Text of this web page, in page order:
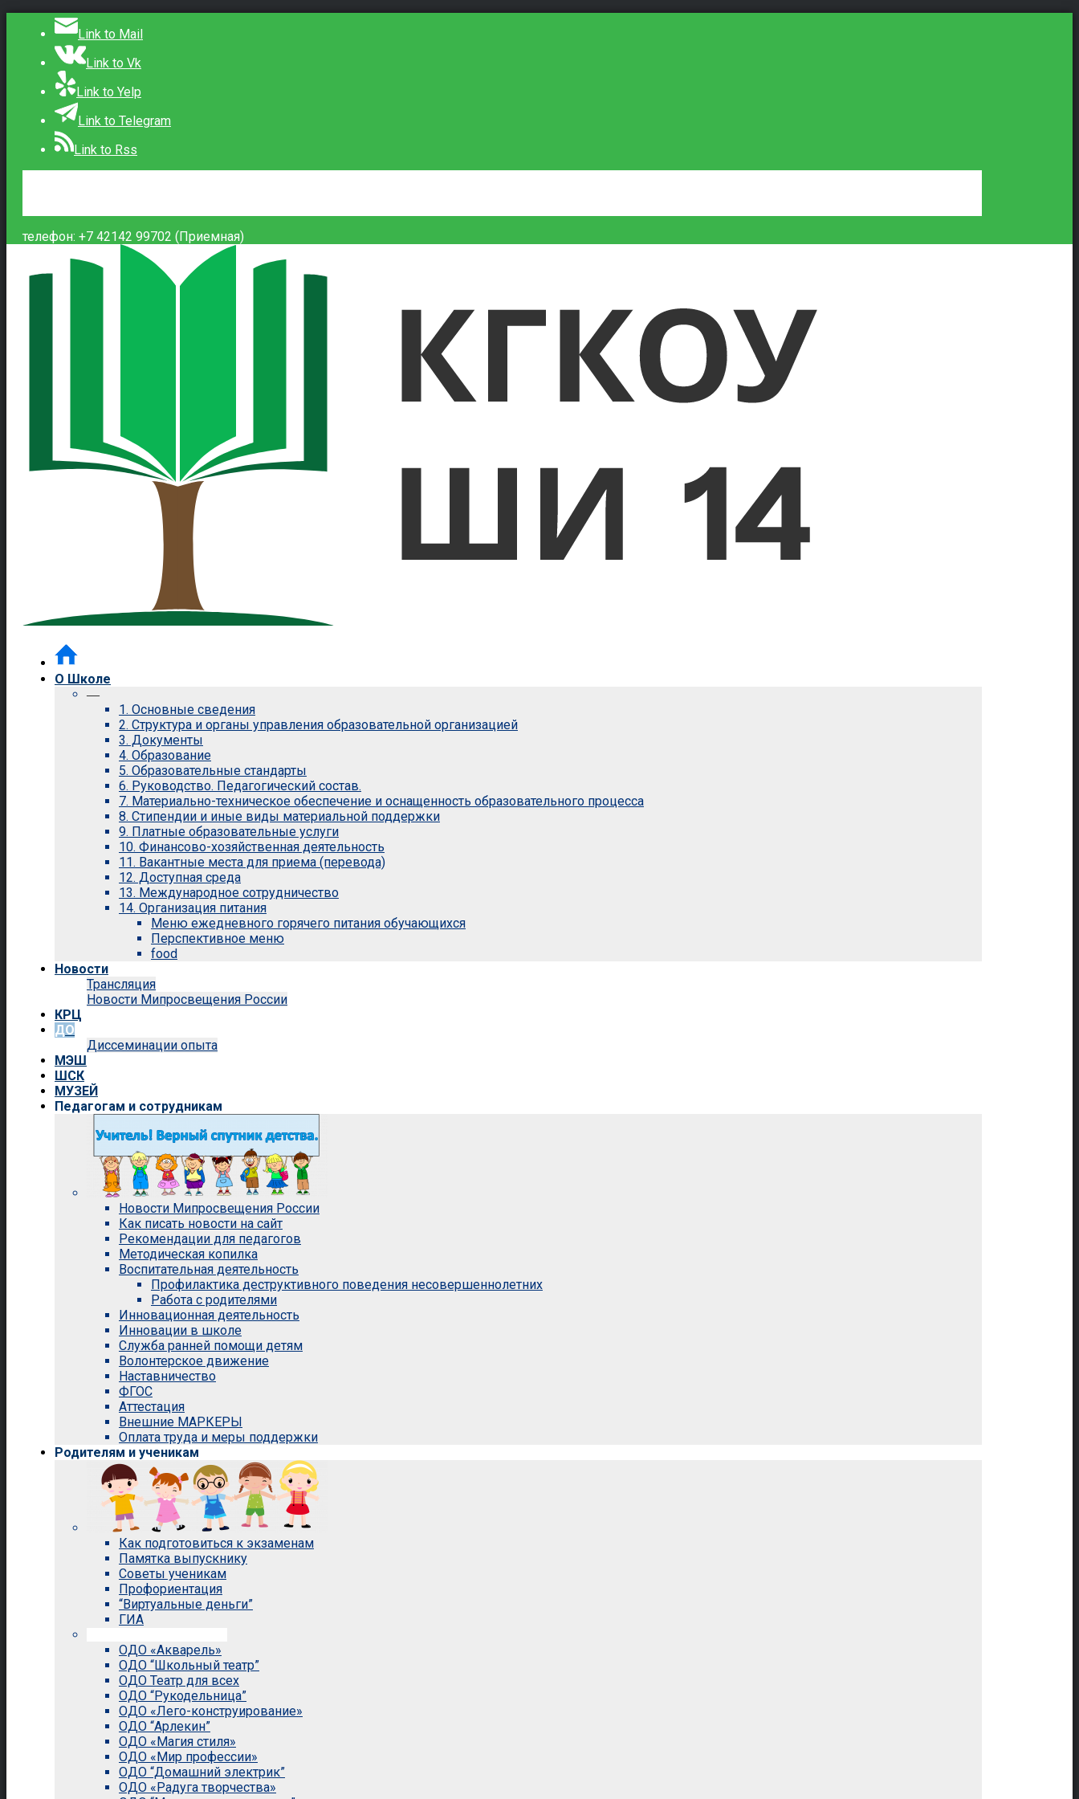
Link to Mail
Link to Vk
Link to Yelp
Link to Telegram
Link to Rss
телефон: +7 42142 99702 (Приемная)
О Школе
—
1. Основные сведения
2. Структура и органы управления образовательной организацией
3. Документы
4. Образование
5. Образовательные стандарты
6. Руководство. Педагогический состав.
7. Материально-техническое обеспечение и оснащенность образовательного процесса
8. Стипендии и иные виды материальной поддержки
9. Платные образовательные услуги
10. Финансово-хозяйственная деятельность
11. Вакантные места для приема (перевода)
12. Доступная среда
13. Международное сотрудничество
14. Организация питания
Меню ежедневного горячего питания обучающихся
Перспективное меню
food
Новости
Трансляция
Новости Мипросвещения России
КРЦ
ДО
Диссеминации опыта
МЭШ
ШСК
МУЗЕЙ
Педагогам и сотрудникам
Новости Мипросвещения России
Как писать новости на сайт
Рекомендации для педагогов
Методическая копилка
Воспитательная деятельность
Профилактика деструктивного поведения несовершеннолетних
Работа с родителями
Инновационная деятельность
Инновации в школе
Служба ранней помощи детям
Волонтерское движение
Наставничество
ФГОС
Аттестация
Внешние МАРКЕРЫ
Оплата труда и меры поддержки
Родителям и ученикам
Как подготовиться к экзаменам
Памятка выпускнику
Советы ученикам
Профориентация
“Виртуальные деньги”
ГИА
ОДО «Акварель»
ОДО “Школьный театр”
ОДО Театр для всех
ОДО “Рукодельница”
ОДО «Лего-конструирование»
ОДО “Арлекин”
ОДО «Магия стиля»
ОДО «Мир профессии»
ОДО “Домашний электрик”
ОДО «Радуга творчества»